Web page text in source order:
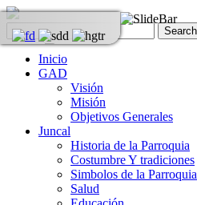
Inicio
GAD
Visión
Misión
Objetivos Generales
Juncal
Historia de la Parroquia
Costumbre Y tradiciones
Simbolos de la Parroquia
Salud